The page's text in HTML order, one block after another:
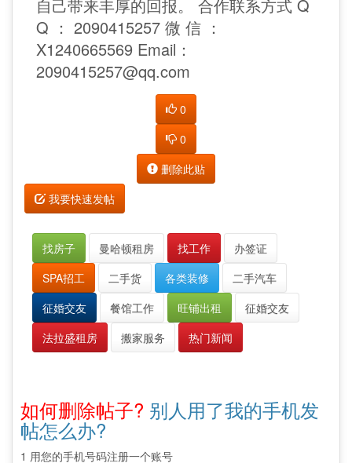
自己带来丰厚的回报。 合作联系方式 Q
Q ： 2090415257 微 信 ：
X1240665569 Email：
2090415257@qq.com
0
0
删除此贴
我要快速发帖
找房子 曼哈顿租房 找工作
办签证
SPA招工
二手货 各类装修
二手汽车
征婚交友
餐馆工作 旺铺出租
征婚交友
法拉盛租房
搬家服务 热门新闻
如何删除帖子? 别人用了我的手机发
帖怎么办?
1 用您的手机号码注册一个账号